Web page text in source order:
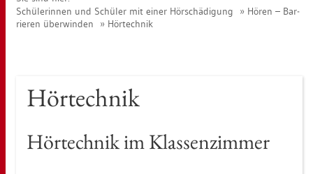
Schü­le­rin­nen und Schü­ler mit einer Hör­schä­di­gung
Hören – Bar­
rie­ren über­win­den
Hör­tech­nik
Hör­tech­nik
Hör­tech­nik im Klas­sen­zim­mer